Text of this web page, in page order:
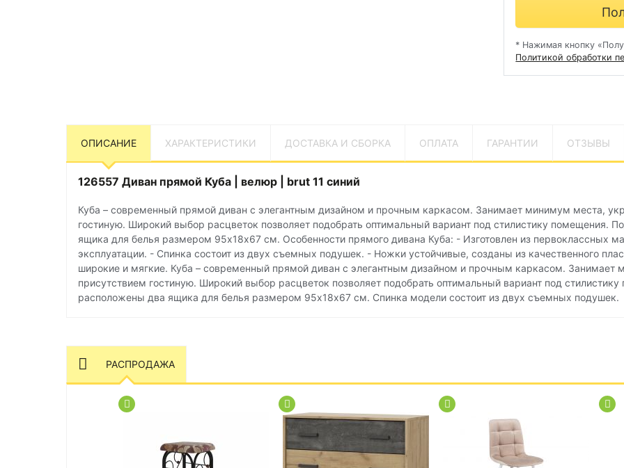
* Нажимая кнопку
Политикой обработки
ОПИСАНИЕ ХАРАКТЕРИСТИКИ ДОСТАВКА И СБОРКА ОПЛАТА ГАРАНТИИ ОТЗЫВЫ
126557 Диван прямой Куба | велюр | brut 11 синий
Куба – современный прямой диван с элегантным дизайном и прочным каркасом. Занимает минимум места,
гостиную. Широкий выбор расцветок позволяет подобрать оптимальный вариант под стилистику помещения.
ящика для белья размером 95х18х67 см. Особенности прямого дивана Куба: - Изготовлен из первоклассных
эксплуатации. - Спинка состоит из двух съемных подушек. - Ножки устойчивые, созданы из качественного
широкие и мягкие. Куба – современный прямой диван с элегантным дизайном и прочным каркасом.
присутствием гостиную. Широкий выбор расцветок позволяет подобрать оптимальный вариант под
расположены два ящика для белья размером 95х18х67 см. Спинка модели состоит из двух съемных подушек.
РАСПРОДАЖА